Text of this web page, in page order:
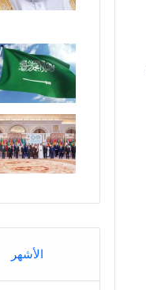
الأشهر